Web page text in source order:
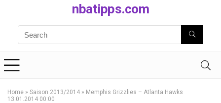
nbatipps.com
Home » Saison 2013/2014 » Memphis Grizzlies – Atlanta Hawks
13.01.2014 00:00